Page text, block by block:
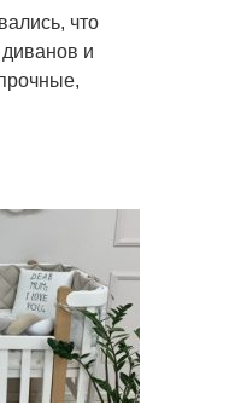
что
и